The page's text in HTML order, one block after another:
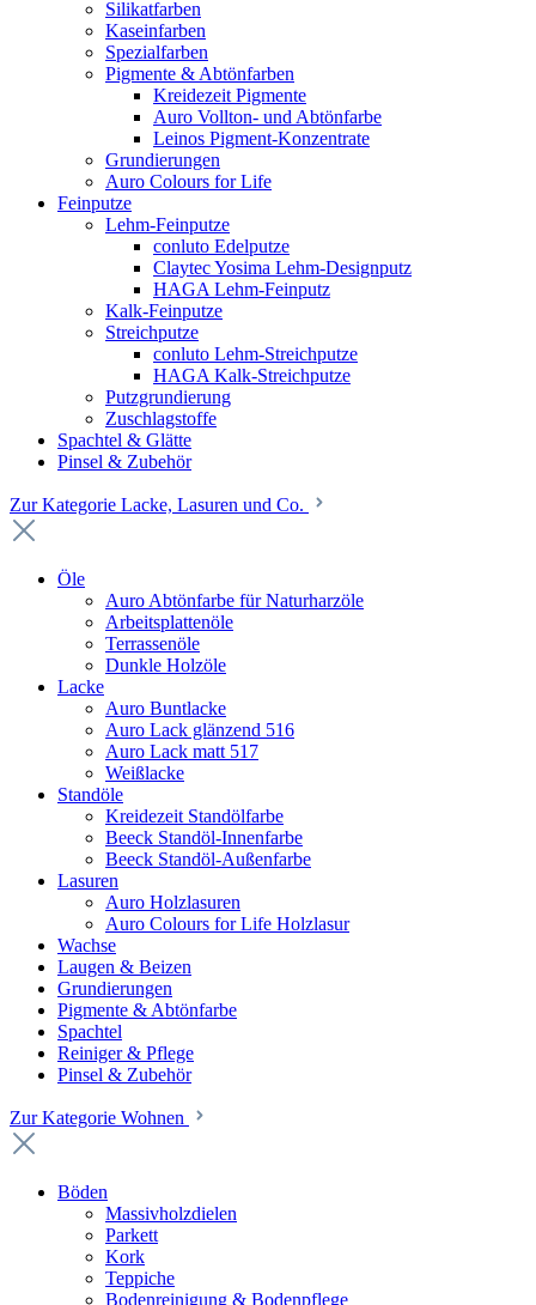
Silikatfarben
Kaseinfarben
Spezialfarben
Pigmente & Abtönfarben
Kreidezeit Pigmente
Auro Vollton- und Abtönfarbe
Leinos Pigment-Konzentrate
Grundierungen
Auro Colours for Life
Feinputze
Lehm-Feinputze
conluto Edelputze
Claytec Yosima Lehm-Designputz
HAGA Lehm-Feinputz
Kalk-Feinputze
Streichputze
conluto Lehm-Streichputze
HAGA Kalk-Streichputze
Putzgrundierung
Zuschlagstoffe
Spachtel & Glätte
Pinsel & Zubehör
Zur Kategorie Lacke, Lasuren und Co.
Öle
Auro Abtönfarbe für Naturharzöle
Arbeitsplattenöle
Terrassenöle
Dunkle Holzöle
Lacke
Auro Buntlacke
Auro Lack glänzend 516
Auro Lack matt 517
Weißlacke
Standöle
Kreidezeit Standölfarbe
Beeck Standöl-Innenfarbe
Beeck Standöl-Außenfarbe
Lasuren
Auro Holzlasuren
Auro Colours for Life Holzlasur
Wachse
Laugen & Beizen
Grundierungen
Pigmente & Abtönfarbe
Spachtel
Reiniger & Pflege
Pinsel & Zubehör
Zur Kategorie Wohnen
Böden
Massivholzdielen
Parkett
Kork
Teppiche
Bodenreinigung & Bodenpflege